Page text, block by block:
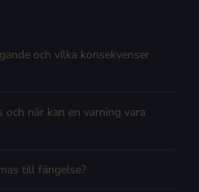
och vilka konsekvenser
när kan en varning vara
till fängelse?